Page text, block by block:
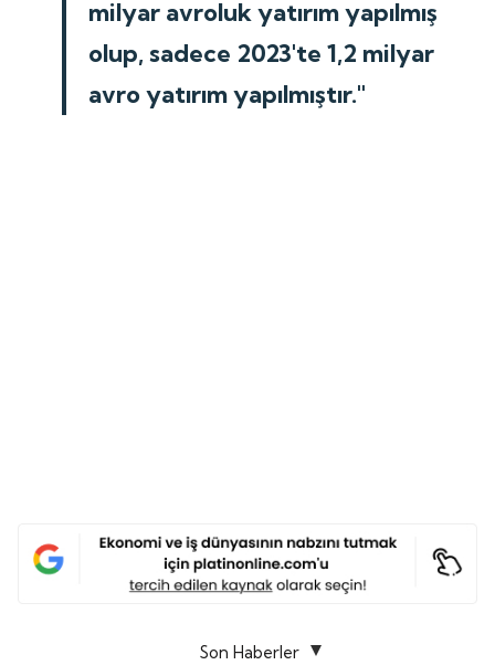
milyar avroluk yatırım yapılmış
olup, sadece 2023'te 1,2 milyar
avro yatırım yapılmıştır."
Son Haberler